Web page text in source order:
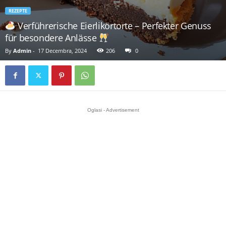
REZEPTE
Verführerische Eierlikörtorte – Perfekter Genuss
für besondere Anlässe
By Admin - 17 Decembra, 2024 206 0
Oglasi - Advertisement